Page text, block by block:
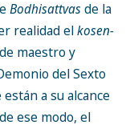
Bodhisattvasde la
realidad elkosen-
maestro y
del Sexto
a su alcance
ese modo, el